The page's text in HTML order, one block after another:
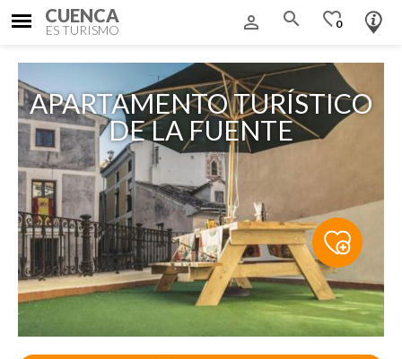
CUENCA
ES TURISMO person_outline search favorite_border
0
APARTAMENTO TURÍSTICO
DE LA FUENTE